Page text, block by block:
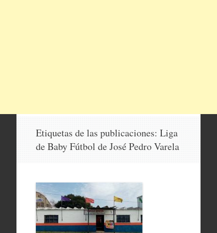
Etiquetas de las publicaciones: Liga
de Baby Fútbol de José Pedro Varela